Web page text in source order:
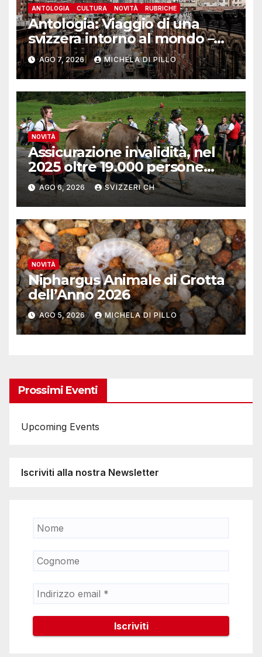
ANTOLOGIA CULTURA NOVITÀ RUBRICHE
Antologia: Viaggio di una
svizzera intorno al mondo –
Yosemite
AGO 7, 2026 MICHELA DI PILLO
NOVITÀ
Assicurazione invalidità, nel
2025 oltre 19.000 persone
reinserite nel mercato del
lavoro
AGO 6, 2026 SVIZZERI CH
NOVITÀ
Niphargus Animale di Grotta
dell’Anno 2026
AGO 5, 2026 MICHELA DI PILLO
Prossimi Eventi
Upcoming Events
Iscriviti alla nostra Newsletter